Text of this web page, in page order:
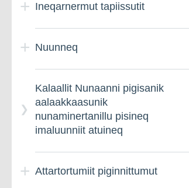
Ineqarnermut tapiissutit
Ineqarnermut
Nuunneq
Kalaallit Nunaanni pigisanik
aalaakkaasunik
nunaminertanillu pisineq
imaluunniit atuineq
Attartortumiit piginnittumut